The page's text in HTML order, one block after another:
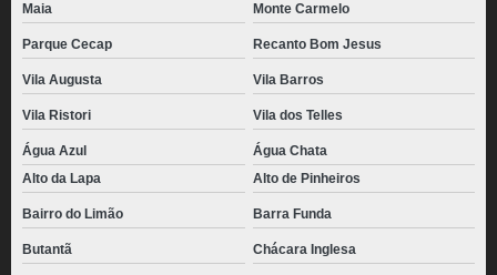
Maia Monte Carmelo
Parque Cecap Recanto Bom Jesus
Vila Augusta Vila Barros
Vila Ristori Vila dos Telles
Água Azul
Água Chata
Alto da Lapa
Alto de Pinheiros
Bairro do Limão Barra Funda
Butantã Chácara Inglesa